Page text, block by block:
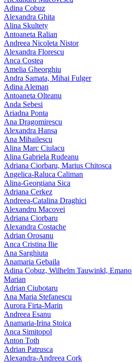
Adina Cobuz
Alexandra Ghita
Alina Skultety
Antoaneta Ralian
Andreea Nicoleta Nistor
Alexandra Florescu
Anca Costea
Amelia Gheorghiu
Andra Samata, Mihai Fulger
Adina Aleman
Antoaneta Olteanu
Anda Sebesi
Ariadna Ponta
Ana Dragomirescu
Alexandra Hansa
Ana Mihailescu
Alina Marc Ciulacu
Alina Gabriela Rudeanu
Adriana Ciorbaru, Marius Chitosca
Angelica-Raluca Caliman
Alina-Georgiana Sica
Adriana Cerkez
Andreea-Catalina Draghici
Alexandru Macovei
Adriana Ciorbaru
Alexandra Costache
Adrian Orosanu
Anca Cristina Ilie
Ana Sarghiuta
Anamaria Gebaila
Adina Cobuz, Wilhelm Tauwinkl,
Marian
Adrian Ciubotaru
Ana Maria Stefanescu
Aurora Firta-Marin
Andreea Esanu
Anamaria-Irina Stoica
Anca Simitopol
Anton Toth
Adrian Patrusca
Alexandra-Andreea Cork